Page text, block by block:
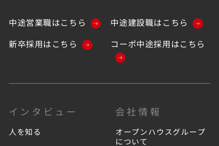
中途営業職はこちら
中途建設職はこちら
新卒採用はこちら
コーポ中途採用はこちら
インタビュー
人を知る
会社情報
オープンハウスグループ
について